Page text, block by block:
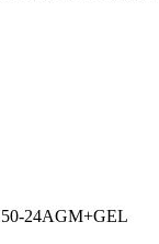
24AGM+GEL